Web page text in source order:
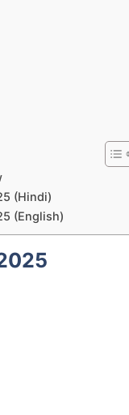
(Hindi)
(English)